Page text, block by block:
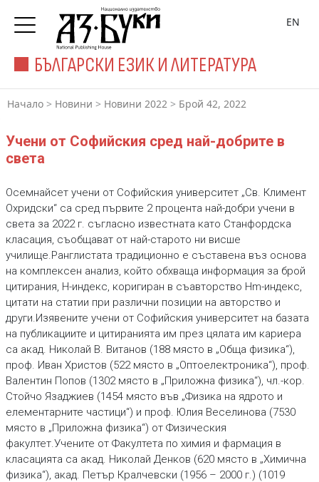
БЪЛГАРСКИ ЕЗИК И ЛИТЕРАТУРА
EN
Начало > Новини > Новини 2022 > Брой 42, 2022
Учени от Софийския сред най-добрите в
света
Осемнайсет учени от Софийския университет „Св. Климент
Охридски“ са сред първите 2 процента най-добри учени в
света за 2022 г. съгласно известната като Станфордска
класация, съобщават от най-старото ни висше
училище.Ранглистата традиционно е съставена въз основа
на комплексен анализ, който обхваща информация за брой
цитирания, H-индекс, коригиран в съавторство Hm-индекс,
цитати на статии при различни позиции на авторство и
други.Изявените учени от Софийския университет на базата
на публикациите и цитиранията им през цялата им кариера
са акад. Николай В. Витанов (188 място в „Обща физика“),
проф. Иван Христов (522 място в „Оптоелектроника“), проф.
Валентин Попов (1302 място в „Приложна физика“), чл.-кор.
Стойчо Язаджиев (1454 място във „Физика на ядрото и
елементарните частици“) и проф. Юлия Веселинова (7530
място в „Приложна физика“) от Физическия
факултет.Учените от Факултета по химия и фармация в
класацията са акад. Николай Денков (620 място в „Химична
физика“), акад. Петър Кралчевски (1956 – 2000 г.) (1019